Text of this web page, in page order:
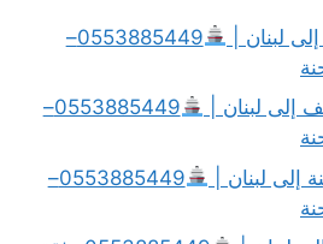
لبنان |
0553885449–
لبنان |
0553885449–
لبنان |
0553885449–